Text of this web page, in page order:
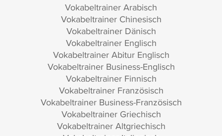
Vokabeltrainer Arabisch
Vokabeltrainer Chinesisch
Vokabeltrainer Dänisch
Vokabeltrainer Englisch
Vokabeltrainer Abitur Englisch
Vokabeltrainer Business-Englisch
Vokabeltrainer Finnisch
Vokabeltrainer Französisch
Vokabeltrainer Business-Französisch
Vokabeltrainer Griechisch
Vokabeltrainer Altgriechisch